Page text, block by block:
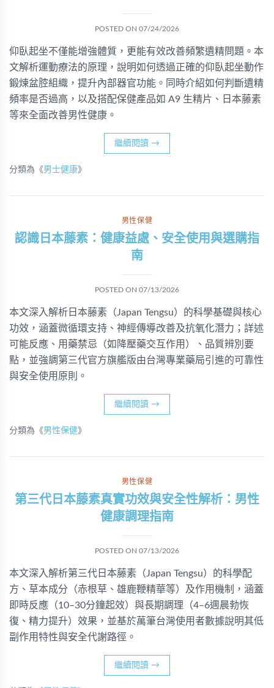
POSTED ON 07/24/2026
仰臥起坐不僅能增強體質，更能有效改善頻繁遺精問題。本
文解析運動療法的原理，說明如何透過正確的仰臥起坐動作
鍛煉盆腔組織，提升內部器官功能。同時介紹如何判斷遺精
頻率是否過高，以及搭配保健產品如 A9 生精片、日本藤素
等來全面改善男性健康。
繼續閱讀 →
分類為《男士健康》
男性保健
認識日本藤素：健康益處、安全使用與選購指
南
POSTED ON 07/13/2026
本文深入解析日本藤素（Japan Tengsu）的科學基礎與核心
功效，涵蓋微循環支持、神經傳導改善及抗氧化潛力；詳述
可能反應、用藥禁忌（如降壓藥交互作用）、品質辨別要
點，並強調第三代官方旗艦版由台灣專業藥局引進的可靠性
與安全使用原則。
繼續閱讀 →
分類為《男性保健》
男性保健
第三代日本藤素真實功效與安全性解析：男性
健康調理指南
POSTED ON 07/13/2026
本文深入解析第三代日本藤素（Japan Tengsu）的科學配
方、草本成分（赤根草、雄鹿鞭精華等）及作用機制，涵蓋
即時反應（10–30分鐘起效）與長期調理（4–6週晨勃恢
復、精力提升）效果，並基於萬筆台灣使用者數據說明其低
副作用特性與安全代謝路徑。
繼續閱讀 →